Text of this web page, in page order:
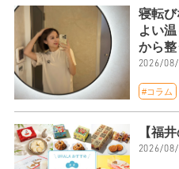
寝転
よい
から整
2026/
#コラム
【福
2026/